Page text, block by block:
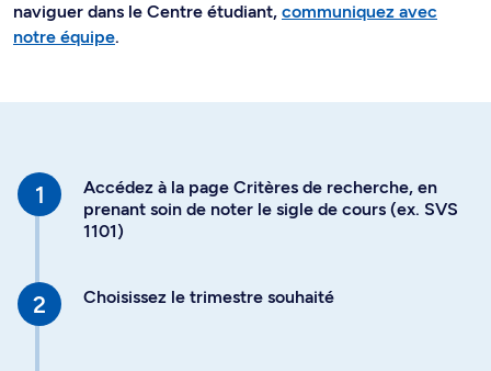
naviguer dans le Centre étudiant, communiquez avec
notre équipe.
Accédez à la page Critères de recherche, en
prenant soin de noter le sigle de cours (ex. SVS
1101)
Choisissez le trimestre souhaité